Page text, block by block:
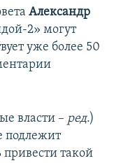
Александр
2» могут
уже более 50
власти – ред.)
подлежит
такой